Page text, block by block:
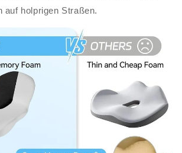
auf holprigen Straßen.